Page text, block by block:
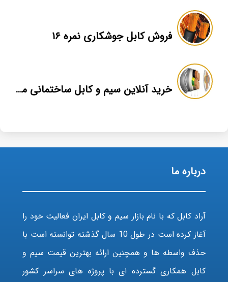
فروش کابل جوشکاری نمره ۱۶
خرید آنلاین سیم و کابل ساختمانی مشهد
درباره ما
آراد کابل که با نام بازار سیم و کابل ایران فعالیت خود را
آغاز کرده است در طول 10 سال گذشته توانسته است با
حذف واسطه ها و همچنین ارائه بهترین قیمت سیم و
کابل همکاری گسترده ای با پروژه های سراسر کشور